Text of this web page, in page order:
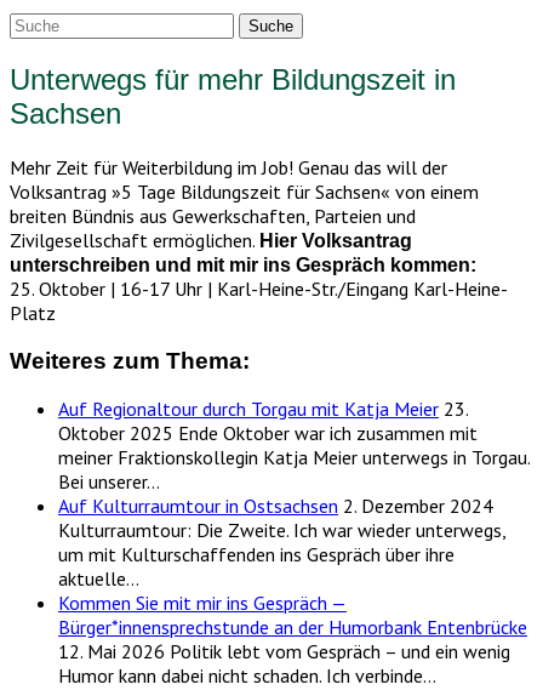
Unterwegs für mehr Bildungszeit in
Sachsen
Mehr Zeit für Weiterbildung im Job! Genau das will der
Volksantrag »5 Tage Bildungszeit für Sachsen« von einem
breiten Bündnis aus Gewerkschaften, Parteien und
Zivilgesellschaft ermöglichen. Hier Volksantrag
unterschreiben und mit mir ins Gespräch kommen:
25. Oktober | 16-17 Uhr | Karl-Heine-Str./Eingang Karl-Heine-
Platz
Weiteres zum Thema:
Auf Regionaltour durch Torgau mit Katja Meier 23.
Oktober 2025 Ende Oktober war ich zusammen mit
meiner Fraktionskollegin Katja Meier unterwegs in Torgau.
Bei unserer…
Auf Kulturraumtour in Ostsachsen 2. Dezember 2024
Kulturraumtour: Die Zweite. Ich war wieder unterwegs,
um mit Kulturschaffenden ins Gespräch über ihre
aktuelle…
Kommen Sie mit mir ins Gespräch —
Bürger*innensprechstunde an der Humorbank Entenbrücke
12. Mai 2026 Politik lebt vom Gespräch – und ein wenig
Humor kann dabei nicht schaden. Ich verbinde…